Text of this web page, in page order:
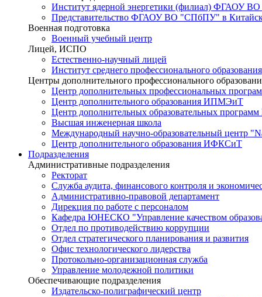
Институт ядерной энергетики (филиал) ФГАОУ
Представительство ФГАОУ ВО "СПбПУ" в
Военная подготовка
Военный учебный центр
Лицей, ИСПО
Естественно-научный лицей
Институт среднего профессионального образования
Центры дополнительного профессионального
Центр дополнительных профессиональных
Центр дополнительного образования ИПМЭиТ
Центр дополнительных образовательных
Высшая инженерная школа
Международный научно-образовательный центр
Центр дополнительного образования ИФКСиТ
Подразделения
Административные подразделения
Ректорат
Служба аудита, финансового контроля и
Административно-правовой департамент
Дирекция по работе с персоналом
Кафедра ЮНЕСКО "Управление качеством
Отдел по противодействию коррупции
Отдел стратегического планирования и развития
Офис технологического лидерства
Протокольно-организационная служба
Управление молодежной политики
Обеспечивающие подразделения
Издательско-полиграфический центр